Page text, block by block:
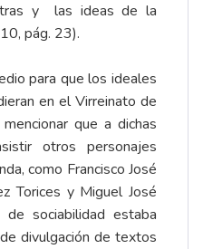
y las ideas de la
pág. 23).
para que los ideales
en el Virreinato de
que a dichas
otros personajes
como Francisco José
Torices y Miguel José
sociabilidad estaba
divulgación de textos